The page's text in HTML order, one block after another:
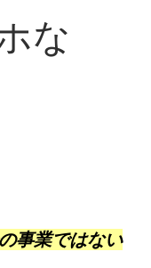
な
事業ではない